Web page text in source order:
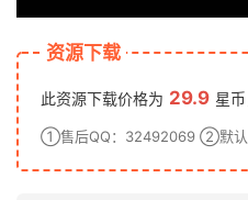
资源下载
此资源下载价格为 29.9 星
①售后QQ：32492069 ②默认